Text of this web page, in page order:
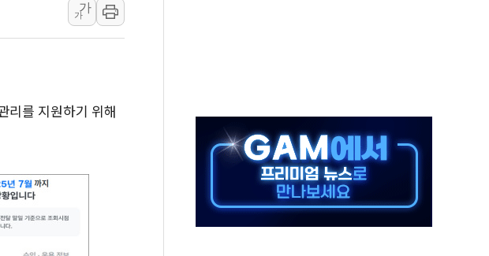
민주당, 오늘 제주·인천 경선 발표...김민석 '재역전' vs 정청래 '격차 확대'
뉴욕증시, 고용 쇼크에 금리 인상 우려 후퇴…S&P500 최고치
가
가
리를 지원하기 위해